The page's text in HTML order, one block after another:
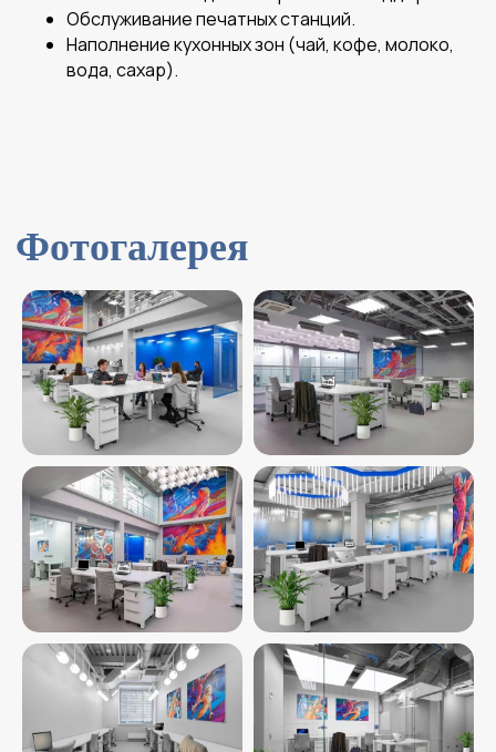
Обслуживание печатных станций.
Наполнение кухонных зон (чай, кофе, молоко,
вода, сахар).
Другие бизнес-
центры
Не нашли
подходящий офис?
Мы готовы Вам
помочь.